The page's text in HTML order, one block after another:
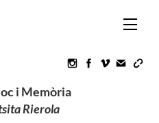
IconIconIcon
i Memòria
Rierola